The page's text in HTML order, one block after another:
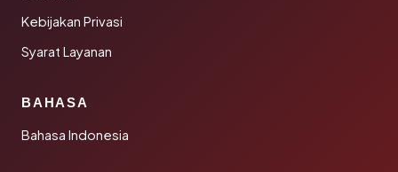
Kebijakan Privasi
Syarat Layanan
BAHASA
Bahasa Indonesia